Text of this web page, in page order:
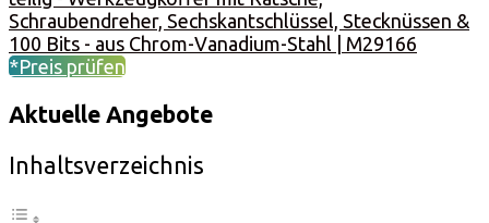
Schraubendreher, Sechskantschlüssel, Stecknüssen &
100 Bits - aus Chrom-Vanadium-Stahl | M29166
*Preis prüfen
Aktuelle Angebote
Inhaltsverzeichnis